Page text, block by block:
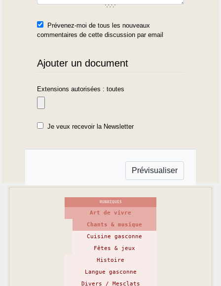
Prévenez-moi de tous les nouveaux
commentaires de cette discussion par email
Ajouter un document
Extensions autorisées : toutes
Je veux recevoir la Newsletter
RUBRIQUES
Art de vivre
Chants & musique
Cuisine gasconne
Fêtes & jeux
Histoire
Langue gasconne
Divers / Mesclats